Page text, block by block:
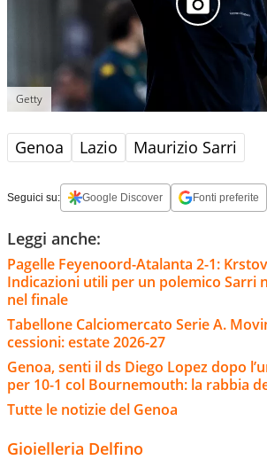
Getty
Genoa Lazio Maurizio Sarri
Seguici su: Google Discover Fonti preferite
Leggi anche:
Pagelle Feyenoord-Atalanta 2-1:
Indicazioni utili per un polemico Sarri
nel finale
Tabellone Calciomercato Serie A.
cessioni: estate 2026-27
Genoa, senti il ds Diego Lopez dopo
per 10-1 col Bournemouth: la rabbia
Tutte le notizie del Genoa
Gioielleria Delfino